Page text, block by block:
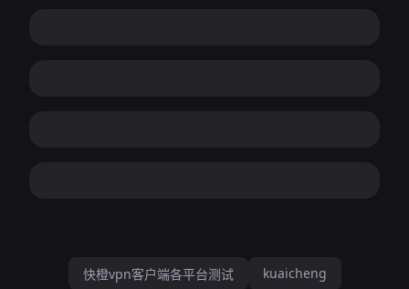
快橙vpn客户端各平台测试
kuaicheng